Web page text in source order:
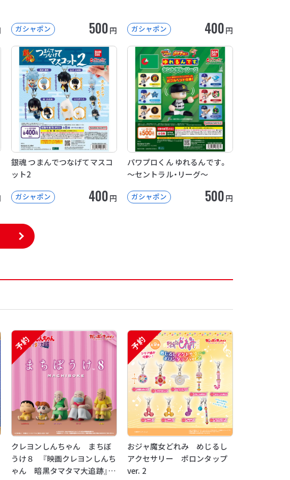
ガシャポン 500円 ガシャポン 400円
銀魂 つまんでつなげてマスコ
ット2
ガシャポン 400円
パワプロくん ゆれるんです。
～セントラル・リーグ～
ガシャポン 500円
予約
クレヨンしんちゃん まちぼ
うけ８ 『映画クレヨンしんち
ゃん 暗黒タマタマ大追跡』
予約
おジャ魔女どれみ めじるし
アクセサリー ポロンタップ
ver. 2